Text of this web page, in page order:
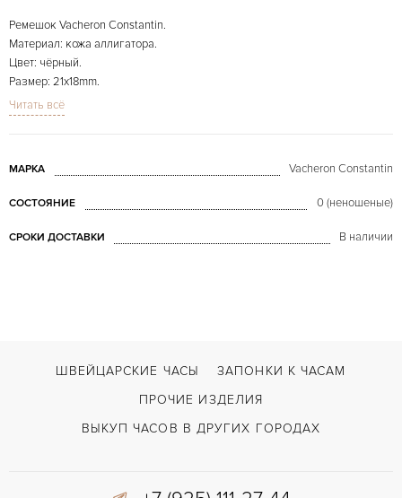
Ремешок Vacheron Constantin.
Материал: кожа аллигатора.
Цвет: чёрный.
Размер: 21x18mm.
Длина: 110x75mm.
На фото представлено конкретно продаваемое изделие.
Читать всё
МАРКА Vacheron Constantin
СОСТОЯНИЕ 0 (неношеные)
СРОКИ ДОСТАВКИ В наличии
ШВЕЙЦАРСКИЕ ЧАСЫ
ЗАПОНКИ К ЧАСАМ
ПРОЧИЕ ИЗДЕЛИЯ
ВЫКУП ЧАСОВ В ДРУГИХ ГОРОДАХ